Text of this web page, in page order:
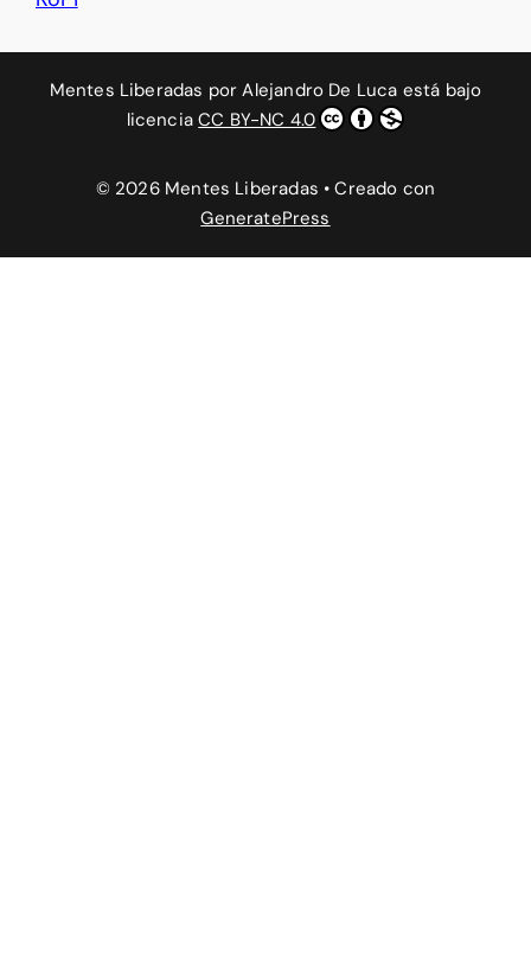
Mentes Liberadas porAlejandro De Luca está bajo
licenciaCC BY-NC 4.0
© 2026 Mentes Liberadas • Creado con
GeneratePress